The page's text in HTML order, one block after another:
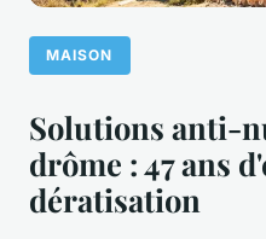
MAISON
Solutions anti-
drôme : 47 ans
dératisation